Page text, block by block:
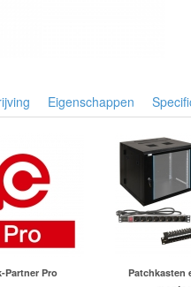
Eigenschappen
Partner Pro
Patchkasten